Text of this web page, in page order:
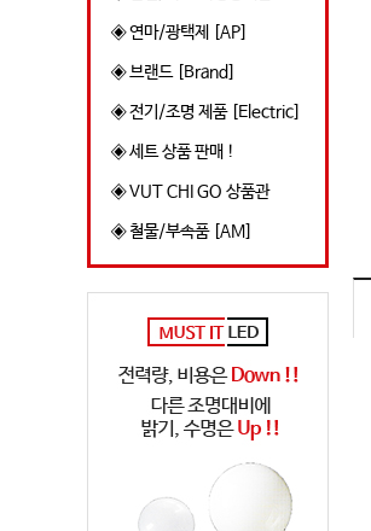
◈ 연마/광택제 [AP]
◈ 브랜드 [Brand]
◈ 전기/조명 제품 [Electric]
◈ 세트 상품 판매 !
◈ VUT CHI GO 상품관
◈ 철물/부속품 [AM]